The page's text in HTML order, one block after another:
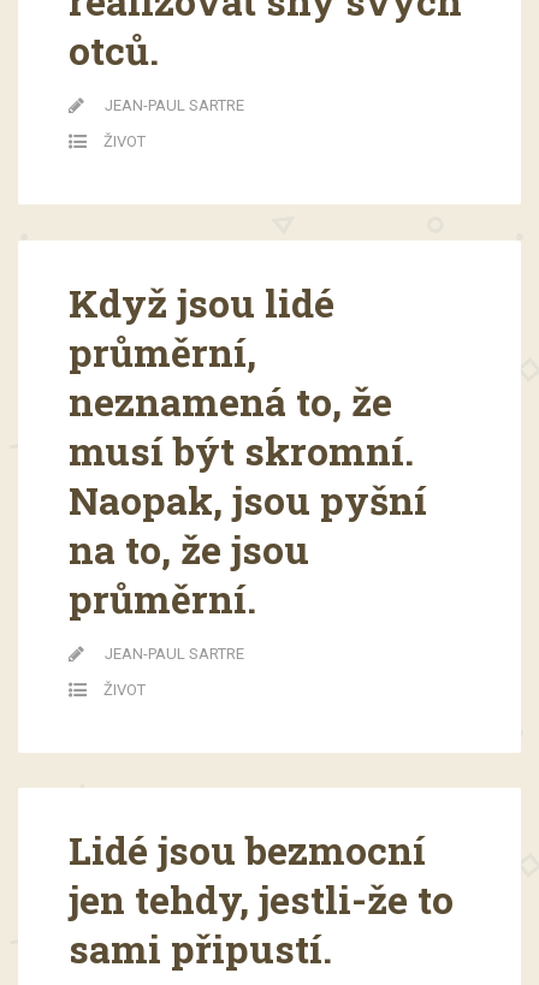
otců.
JEAN-PAUL SARTRE
ŽIVOT
Když jsou lidé
průměrní,
neznamená to, že
musí být skromní.
Naopak, jsou pyšní
na to, že jsou
průměrní.
JEAN-PAUL SARTRE
ŽIVOT
Lidé jsou bezmocní
jen tehdy, jestli-že to
sami připustí.